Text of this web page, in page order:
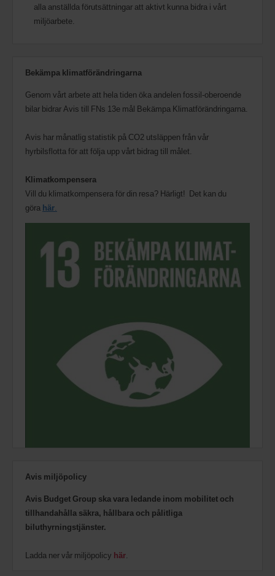
alla anställda förutsättningar att aktivt kunna bidra i vårt
miljöarbete.
Bekämpa klimatförändringarna
Genom vårt arbete att hela tiden öka andelen fossil-oberoende
bilar bidrar Avis till FNs 13e mål Bekämpa Klimatförändringarna.
Avis har månatlig statistik på CO2 utsläppen från vår
hyrbilsflotta för att följa upp vårt bidrag till målet.
Klimatkompensera
Vill du klimatkompensera för din resa? Härligt! Det kan du
göra här
Avis miljöpolicy
Avis Budget Group ska vara ledande inom mobilitet och
tillhandahålla säkra, hållbara och pålitliga
biluthyrningstjänster.
Ladda ner vår miljöpolicy här